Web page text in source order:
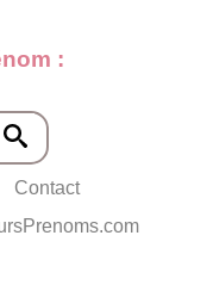
:
Contact